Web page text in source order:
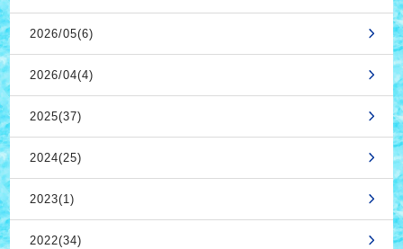
2026/05(6)
2026/04(4)
2025(37)
2024(25)
2023(1)
2022(34)